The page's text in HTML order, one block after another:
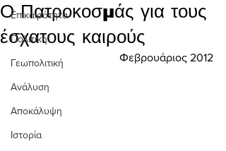
Επικαιρότητα
Πολιτική
Γεωπολιτική
Ανάλυση
Αποκάλυψη
Ιστορία
Ο Πατροκοσμάς για τους
έσχατους καιρούς
Φεβρουάριος 2012